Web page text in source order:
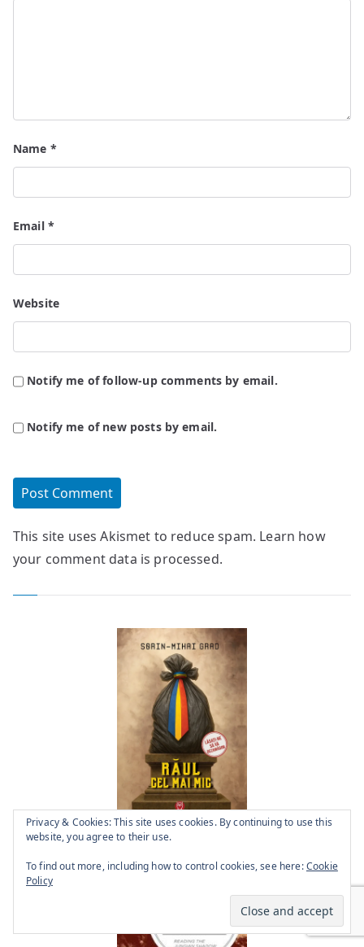
Name *
Email *
Website
Notify me of follow-up comments by email.
Notify me of new posts by email.
This site uses Akismet to reduce spam. Learn how
your comment data is processed.
Privacy & Cookies: This site uses cookies. By continuing to use this
website, you agree to their use.
To find out more, including how to control cookies, see here:Cookie
Policy